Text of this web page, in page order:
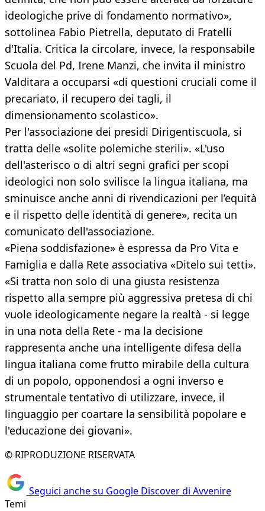
ideologiche prive di fondamento normativo»,
sottolinea Fabio Pietrella, deputato di Fratelli
d'Italia. Critica la circolare, invece, la responsabile
Scuola del Pd, Irene Manzi, che invita il ministro
Valditara a occuparsi «di questioni cruciali come il
precariato, il recupero dei tagli, il
dimensionamento scolastico».
Per l'associazione dei presidi Dirigentiscuola, si
tratta delle «solite polemiche sterili». «L'uso
dell'asterisco o di altri segni grafici per scopi
ideologici non solo svilisce la lingua italiana, ma
sminuisce anche anni di rivendicazioni per l’equità
e il rispetto delle identità di genere», recita un
comunicato dell'associazione.
«Piena soddisfazione» è espressa da Pro Vita e
Famiglia e dalla Rete associativa «Ditelo sui tetti».
«Si tratta non solo di una giusta resistenza
rispetto alla sempre più aggressiva pretesa di chi
vuole ideologicamente negare la realtà - si legge
in una nota della Rete - ma la decisione
rappresenta anche una intelligente difesa della
lingua italiana come frutto mirabile della cultura
di un popolo, opponendosi a ogni inverso e
strumentale tentativo di utilizzare, invece, il
linguaggio per coartare la sensibilità popolare e
l'educazione dei giovani».
© RIPRODUZIONE RISERVATA
Seguici anche su Google Discover di Avvenire
Temi